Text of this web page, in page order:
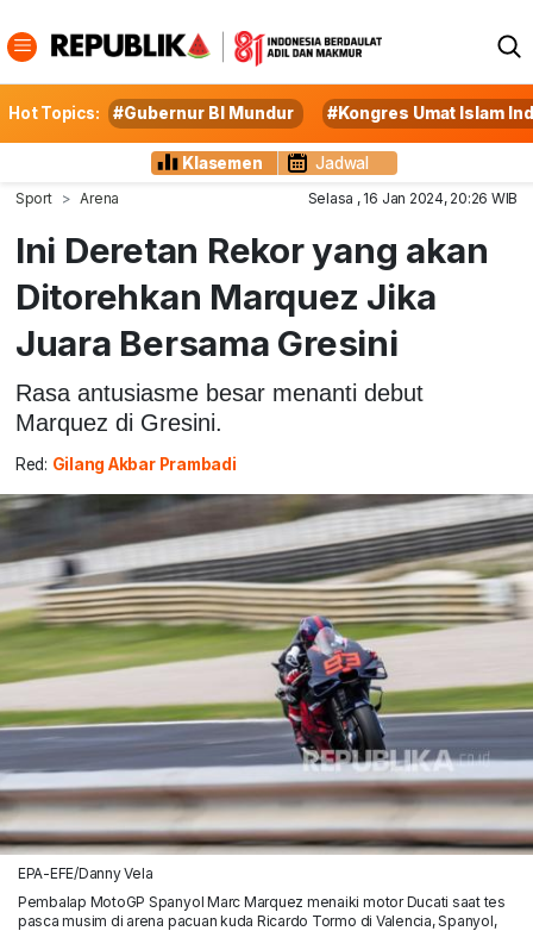
Hot Topics: #Gubernur BI Mundur #Kongres Umat Islam
Klasemen Jadwal
Sport Arena Selasa , 16 Jan 2024, 20:26 WIB
Ini Deretan Rekor yang akan
Ditorehkan Marquez Jika
Juara Bersama Gresini
Rasa antusiasme besar menanti debut
Marquez di Gresini.
Red: Gilang Akbar Prambadi
EPA-EFE/Danny Vela
Pembalap MotoGP Spanyol Marc Marquez menaiki motor Ducati saat tes
pasca musim di arena pacuan kuda Ricardo Tormo di Valencia, Spanyol,